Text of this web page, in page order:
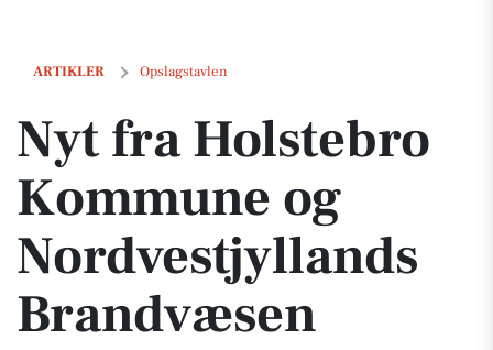
ARTIKLER Opslagstavlen
Nyt fra Holstebro Kommune og Nordvestjyllands Brandvæsen
Nyt fra Holstebro
Kommune og
Nordvestjyllands
Brandvæsen